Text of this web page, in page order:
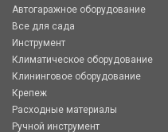
Автогаражное оборудование
Все для сада
Инструмент
Климатическое оборудование
Клининговое оборудование
Крепеж
Расходные материалы
Ручной инструмент